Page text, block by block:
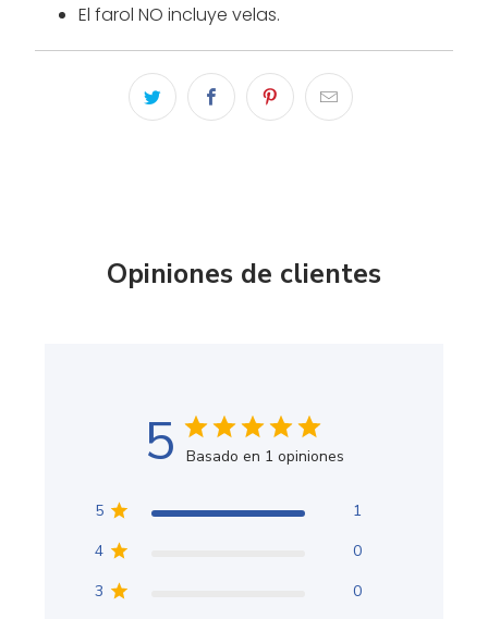
El farol NO incluye velas.
Opiniones de clientes
5 Basado en 1 opiniones
5
1
4
0
3
0